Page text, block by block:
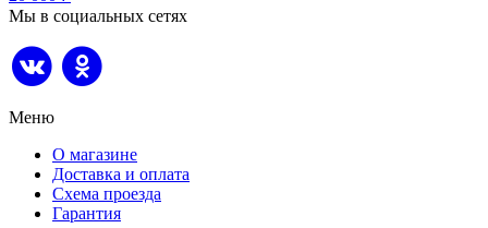
Мы в социальных сетях
Меню
О магазине
Доставка и оплата
Схема проезда
Гарантия